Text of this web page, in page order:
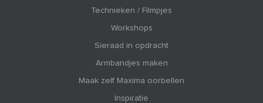
Technieken / Filmpjes
Workshops
Sieraad in opdracht
Armbandjes maken
Maak zelf Maxima oorbellen
Inspiratie